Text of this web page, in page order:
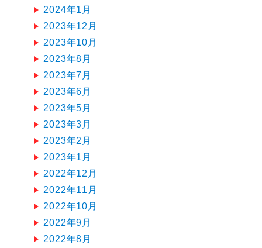
2024年1月
2023年12月
2023年10月
2023年8月
2023年7月
2023年6月
2023年5月
2023年3月
2023年2月
2023年1月
2022年12月
2022年11月
2022年10月
2022年9月
2022年8月